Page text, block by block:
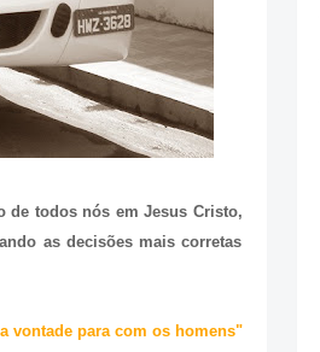
de todos nós em Jesus Cristo,
as decisões mais corretas
vontade para com os homens"